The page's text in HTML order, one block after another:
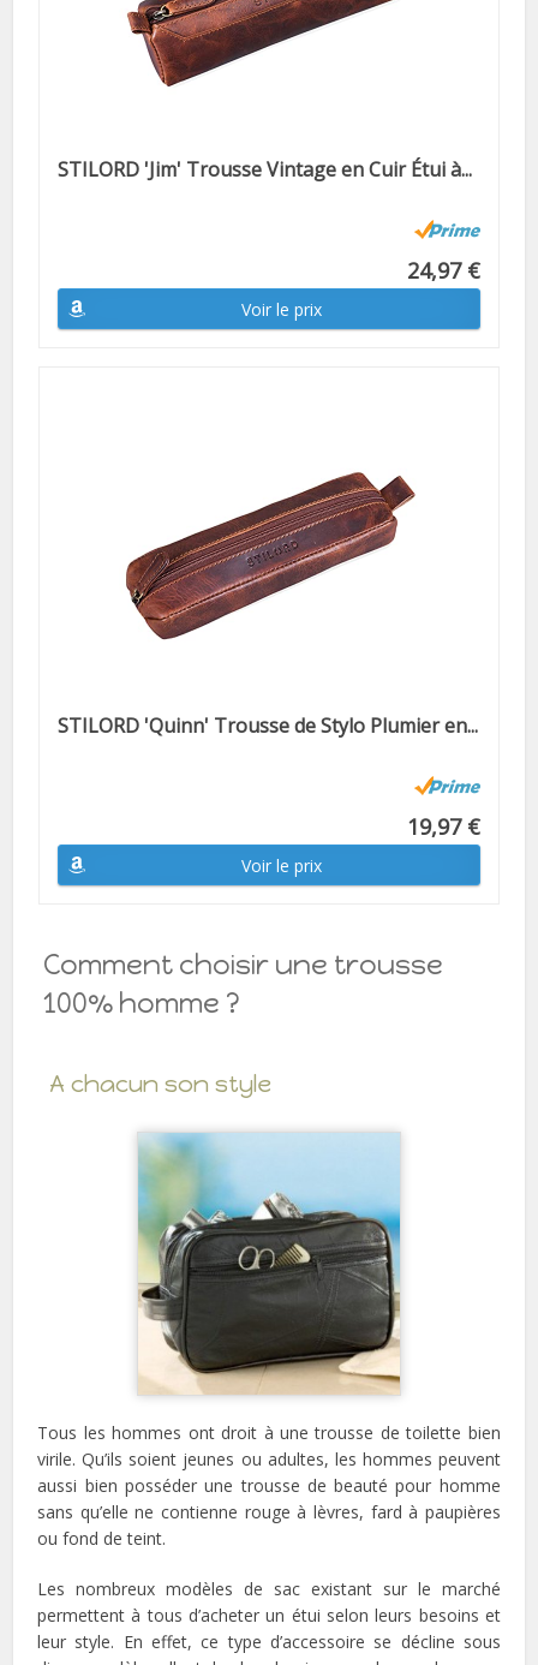
STILORD 'Jim' Trousse Vintage en Cuir Étui à...
24,97 €
Voir le prix
STILORD 'Quinn' Trousse de Stylo Plumier en...
19,97 €
Voir le prix
Comment choisir une trousse
100% homme ?
A chacun son style
Tous les hommes ont droit à une trousse de toilette bien
virile. Qu’ils soient jeunes ou adultes, les hommes peuvent
aussi bien posséder une trousse de beauté pour homme
sans qu’elle ne contienne rouge à lèvres, fard à paupières
ou fond de teint.
Les nombreux modèles de sac existant sur le marché
permettent à tous d’acheter un étui selon leurs besoins et
leur style. En effet, ce type d’accessoire se décline sous